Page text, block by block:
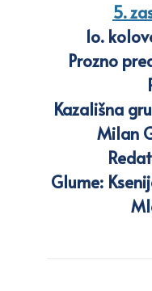
5.
1o.
Prozno
Kazališna
Milan
Glume: